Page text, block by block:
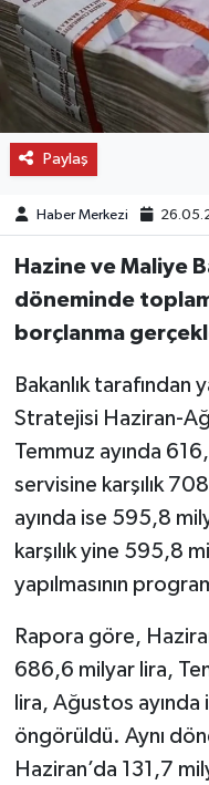
Paylaş
Haber Merkezi
Hazine ve Maliye
döneminde
borçlanma
Bakanlık tarafından
Stratejisi Haziran-
Temmuz ayında
servisine karşılık
ayında ise 595,8
karşılık yine 595,8
yapılmasının
Rapora göre,
686,6 milyar lira,
lira, Ağustos
öngörüldü. Aynı
Haziran’da 131,7
SPOR
FİNANS